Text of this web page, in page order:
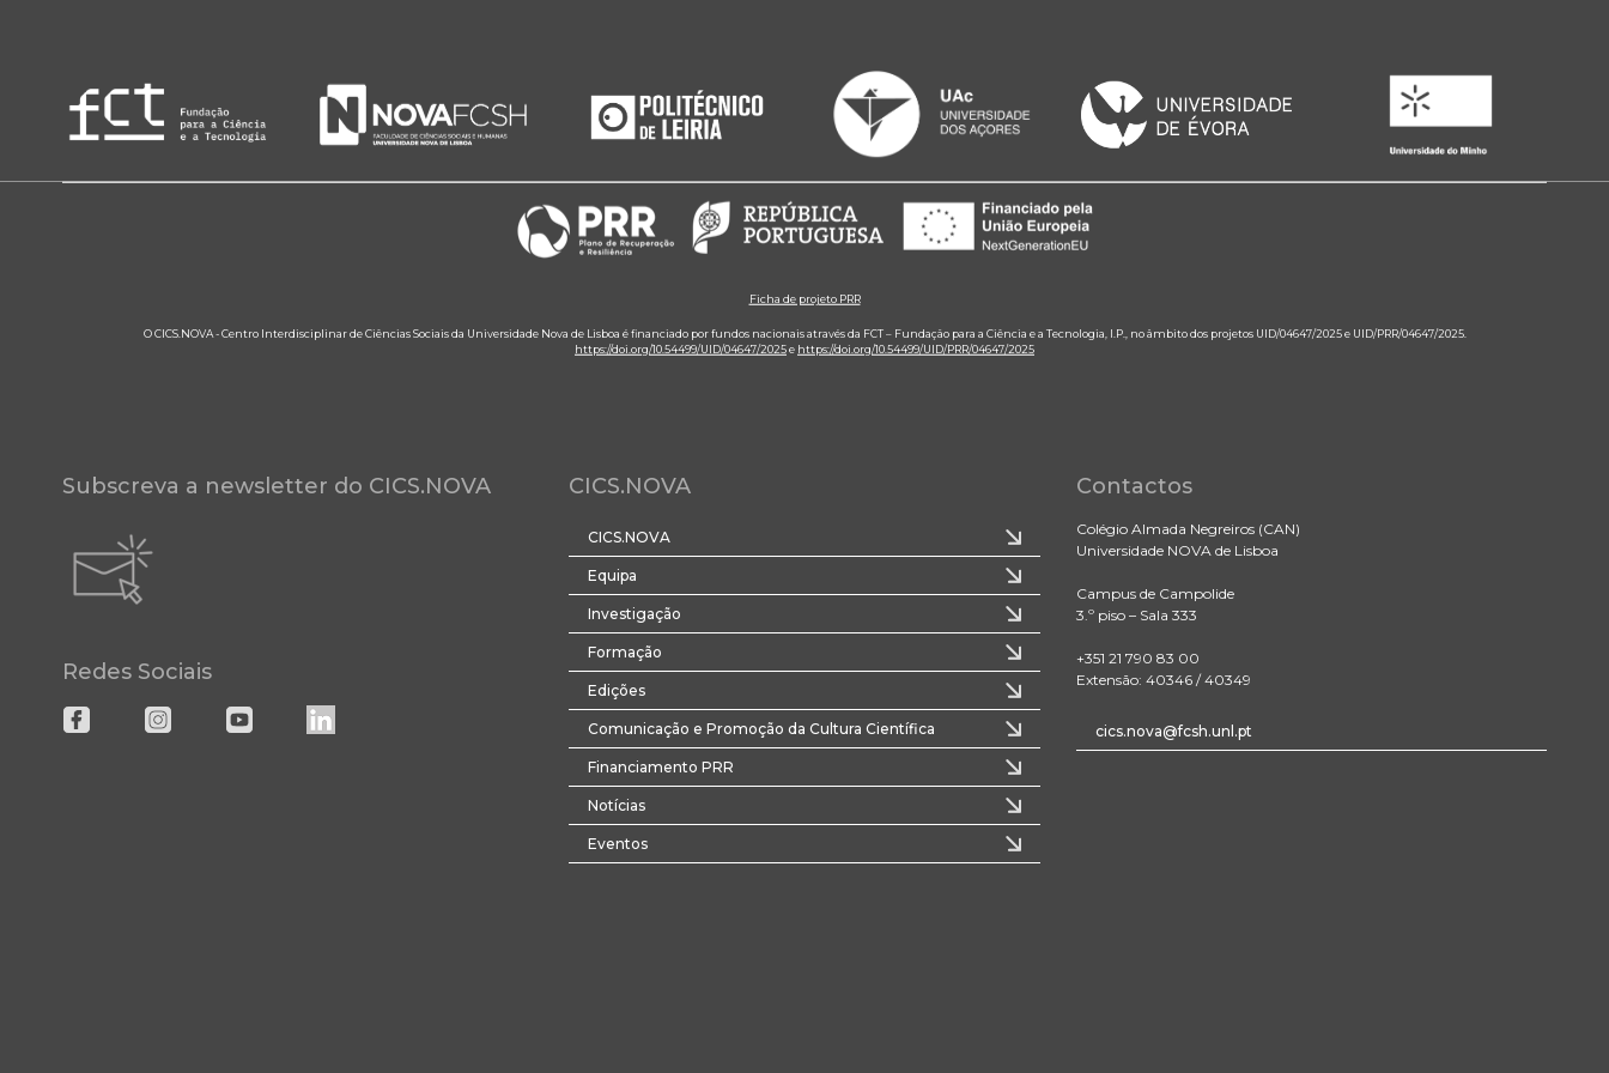
Ficha de projeto PRR
O CICS.NOVA - Centro Interdisciplinar de Ciências Sociais da Universidade Nova de Lisboa é financiado por fundos nacionais através da FCT – Fundação para a Ciência e a Tecnologia, I.P., no âmbito dos projetos UID/04647/2025 e UID/PRR/04647/2025.
https://doi.org/10.54499/UID/04647/2025e https://doi.org/10.54499/UID/PRR/04647/2025
Subscreva a newsletter do CICS.NOVA
Redes Sociais
CICS.NOVA
CICS.NOVA
Equipa
Investigação
Formação
Edições
Comunicação e Promoção da Cultura Científica
Financiamento PRR
Notícias
Eventos
Contactos
Colégio Almada Negreiros (CAN)
Universidade NOVA de Lisboa
Campus de Campolide
3.º piso – Sala 333
+351 21 790 83 00
Extensão: 40346 / 40349
cics.nova@fcsh.unl.pt